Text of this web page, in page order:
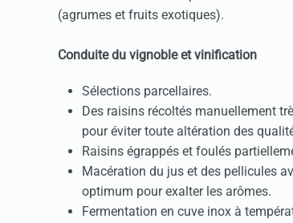
(agrumes et fruits exotiques).
Conduite du vignoble et vinification
Sélections parcellaires.
Des raisins récoltés manuellement
pour éviter toute altération des
Raisins égrappés et foulés
Macération du jus et des pellicules
optimum pour exalter les arômes.
Fermentation en cuve inox à